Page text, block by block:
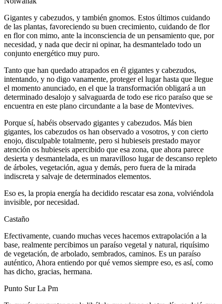
Gigantes y cabezudos, y también gnomos. Estos últimos cuidando
de las plantas, favoreciendo su buen crecimiento, cuidando de flor
en flor con mimo, ante la inconsciencia de un pensamiento que, por
necesidad, y nada que decir ni opinar, ha desmantelado todo un
conjunto energético muy puro.
Tanto que han quedado atrapados en él gigantes y cabezudos,
intentando, y no digo vanamente, proteger el lugar hasta que llegue
el momento anunciado, en el que la transformación obligará a un
determinado desalojo y salvaguarda de todo ese rico paraíso que se
encuentra en este plano circundante a la base de Montevives.
Porque sí, habéis observado gigantes y cabezudos. Más bien
gigantes, los cabezudos os han observado a vosotros, y con cierto
enojo, disculpable totalmente, pero si hubieseis prestado mayor
atención os hubieseis apercibido que esa zona, que ahora parece
desierta y desmantelada, es un maravilloso lugar de descanso repleto
de árboles, vegetación, agua y demás, pero fuera de la mirada
indiscreta y salvaje de determinados elementos.
Eso es, la propia energía ha decidido rescatar esa zona, volviéndola
invisible, por necesidad.
Castaño
Efectivamente, cuando muchas veces hacemos extrapolación a la
base, realmente percibimos un paraíso vegetal y natural, riquísimo
de vegetación, de arbolado, sembrados, caminos. Es un paraíso
auténtico, Ahora entiendo por qué vemos siempre eso, es así, como
has dicho, gracias, hermana.
Punto Sur La Pm